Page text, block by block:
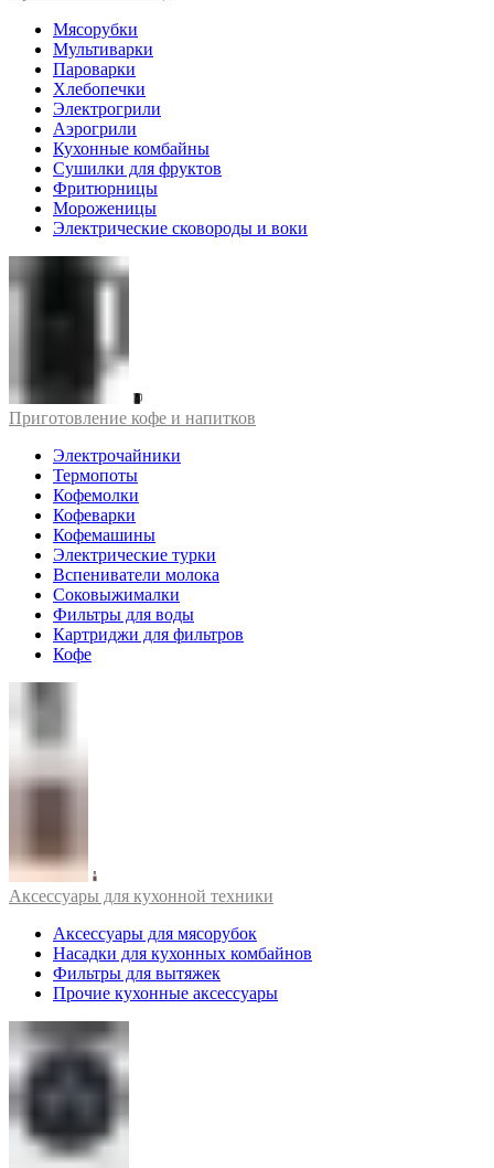
Мясорубки
Мультиварки
Пароварки
Хлебопечки
Электрогрили
Аэрогрили
Кухонные комбайны
Сушилки для фруктов
Фритюрницы
Мороженицы
Электрические сковороды и воки
Приготовление кофе и напитков
Электрочайники
Термопоты
Кофемолки
Кофеварки
Кофемашины
Электрические турки
Вспениватели молока
Соковыжималки
Фильтры для воды
Картриджи для фильтров
Кофе
Аксессуары для кухонной техники
Аксессуары для мясорубок
Насадки для кухонных комбайнов
Фильтры для вытяжек
Прочие кухонные аксессуары